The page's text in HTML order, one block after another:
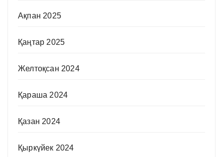
Ақпан 2025
Қаңтар 2025
Желтоқсан 2024
Қараша 2024
Қазан 2024
Қыркүйек 2024